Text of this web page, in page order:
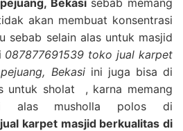
akan membuat konsentrasi
sebab selain alas untuk masjid
087877691539 toko jual karpet
Bekasiini juga bisa di
untuk sholat , karna memang
alas musholla polos di
karpet masjid berkualitas di